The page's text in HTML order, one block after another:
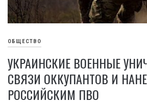
ОБЩЕСТВО
УКРАИНСКИЕ ВОЕННЫЕ
СВЯЗИ ОККУПАНТОВ И
РОССИЙСКИМ ПВО